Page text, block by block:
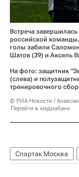
Встреча
российской
голы забили
Шатов (39) и Аксель
На фото: защитник
(слева) и
тренировочного
© РИА Новости /
Перейти в медиабанк
Спартак Москва